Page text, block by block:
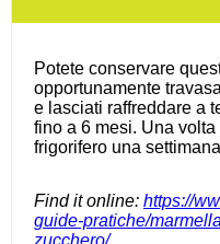
Potete conservare
opportunamente
e lasciati raffreddare a
fino a 6 mesi. Una
frigorifero una
Find it online: https://
guide-pratiche/